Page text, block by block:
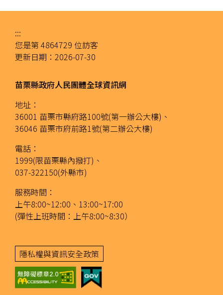
:::
您是第 4864729 位訪客
更新日期： 2026-07-30
苗栗縣政府人民團體全球資訊網
地址：
36001 苗栗市縣府路100號(第一辦公大樓)、
36046 苗栗市府前路1號(第二辦公大樓)
電話：
1999(限苗栗縣內撥打)、
037-322150(外縣市)
服務時間：
上午8:00~12:00、13:00~17:00
(彈性上班時間：上午8:00~8:30）
隱私權與資訊安全政策